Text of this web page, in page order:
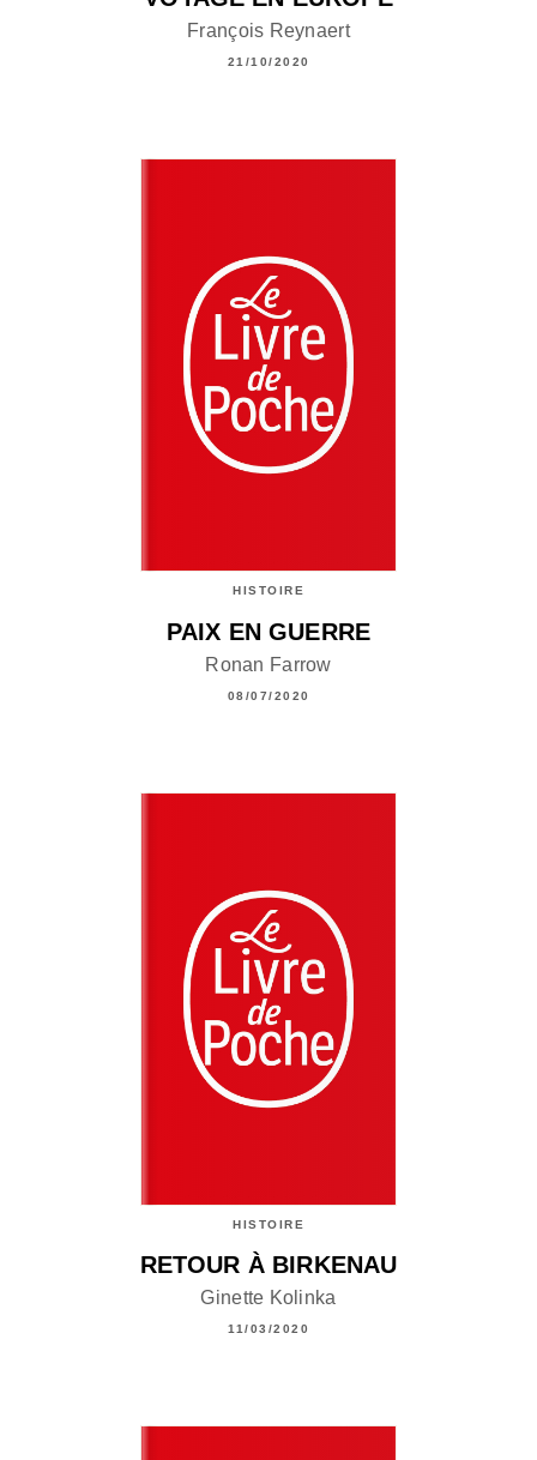
François Reynaert
21/10/2020
HISTOIRE
PAIX EN GUERRE
Ronan Farrow
08/07/2020
HISTOIRE
RETOUR À BIRKENAU
Ginette Kolinka
11/03/2020